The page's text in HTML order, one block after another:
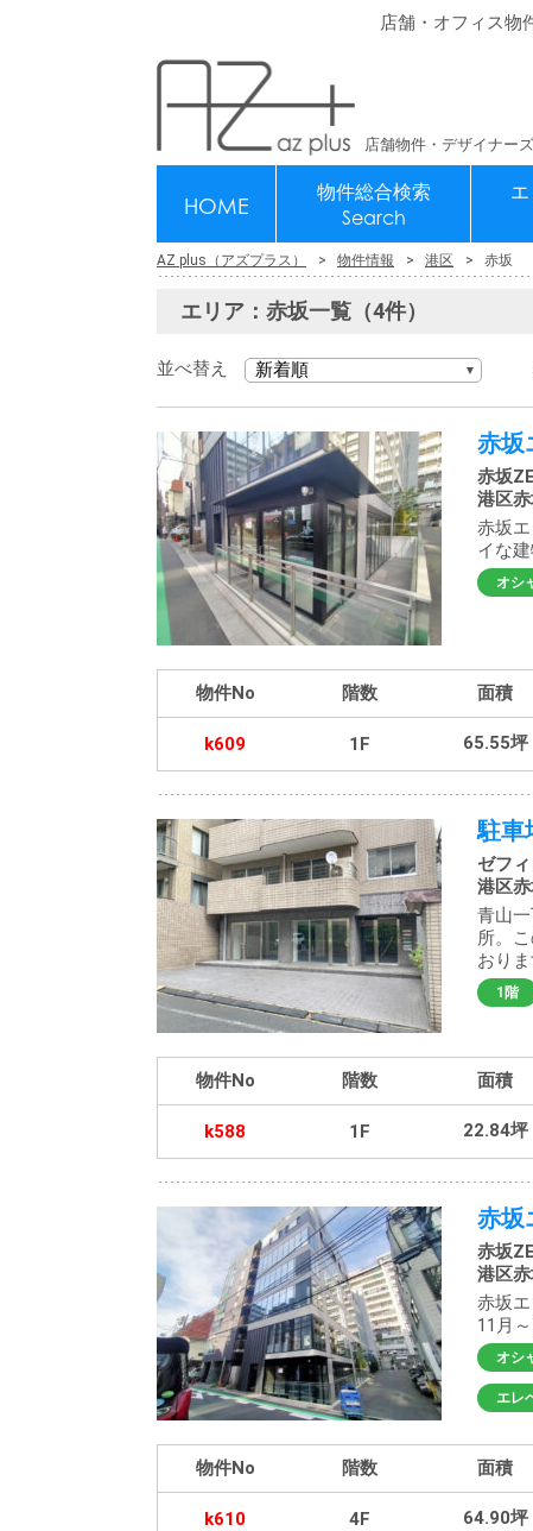
店舗物件・デザイナー
店舗・オフィス物
HOME
物件総合検索
Search
AZ plus（アズプラス） 物件情報 港区 赤坂
エリア：赤坂一覧（4件）
並べ替え
赤坂
赤坂
港区
赤坂
イな
オシ
物件No 階数 面積
k609 1F 65.55坪
駐車
ゼフ
港区
青山
所。
おり
1階
物件No 階数 面積
k588 1F 22.84坪
赤坂
赤坂
港区
赤坂
11月
オシ
エレ
物件No 階数 面積
k610 4F 64.90坪